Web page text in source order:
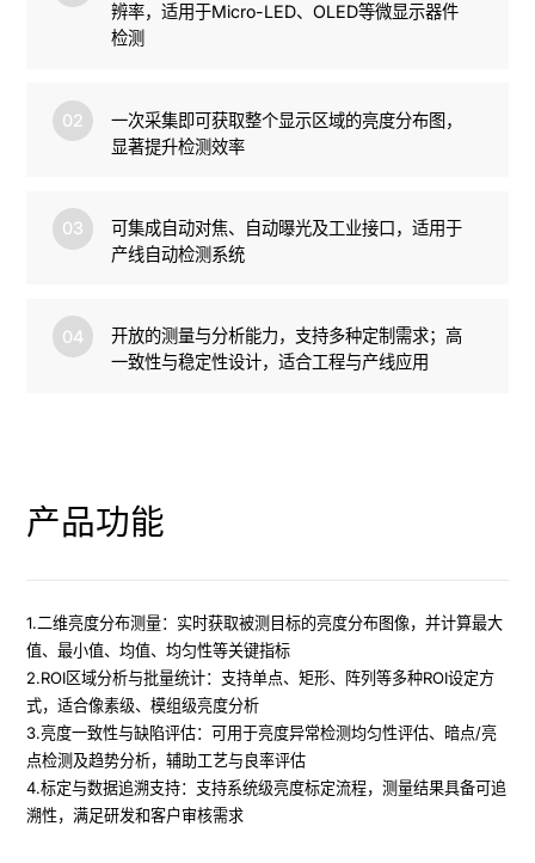
辨率，适用于Micro-LED、OLED等微显示器件
检测
02
一次采集即可获取整个显示区域的亮度分布图，
显著提升检测效率
03
可集成自动对焦、自动曝光及工业接口，适用于
产线自动检测系统
04
开放的测量与分析能力，支持多种定制需求；高
一致性与稳定性设计，适合工程与产线应用
产品功能
1.二维亮度分布测量：实时获取被测目标的亮度分布图像，并计算最大
值、最小值、均值、均匀性等关键指标
2.ROI区域分析与批量统计：支持单点、矩形、阵列等多种ROI设定方
式，适合像素级、模组级亮度分析
3.亮度一致性与缺陷评估：可用于亮度异常检测均匀性评估、暗点/亮
点检测及趋势分析，辅助工艺与良率评估
4.标定与数据追溯支持：支持系统级亮度标定流程，测量结果具备可追
溯性，满足研发和客户审核需求